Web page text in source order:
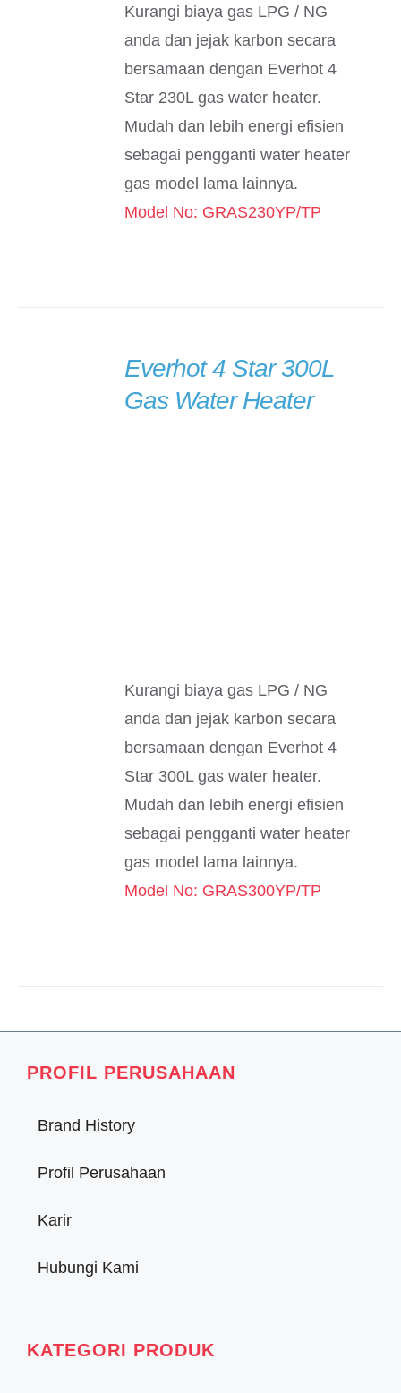
Kurangi biaya gas LPG / NG
anda dan jejak karbon secara
bersamaan dengan Everhot 4
Star 230L gas water heater.
Mudah dan lebih energi efisien
sebagai pengganti water heater
gas model lama lainnya.
Model No: GRAS230YP/TP
Everhot 4 Star 300L
Gas Water Heater
Kurangi biaya gas LPG / NG
anda dan jejak karbon secara
bersamaan dengan Everhot 4
Star 300L gas water heater.
Mudah dan lebih energi efisien
sebagai pengganti water heater
gas model lama lainnya.
Model No: GRAS300YP/TP
PROFIL PERUSAHAAN
Brand History
Profil Perusahaan
Karir
Hubungi Kami
KATEGORI PRODUK